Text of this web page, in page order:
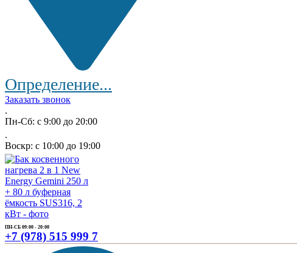
Определение...
Заказать звонок
.
Пн-Сб: с 9:00 до 20:00
.
Воскр: с 10:00 до 19:00
ПН-СБ 09:00 - 20:00
+7 (978) 515 999 7